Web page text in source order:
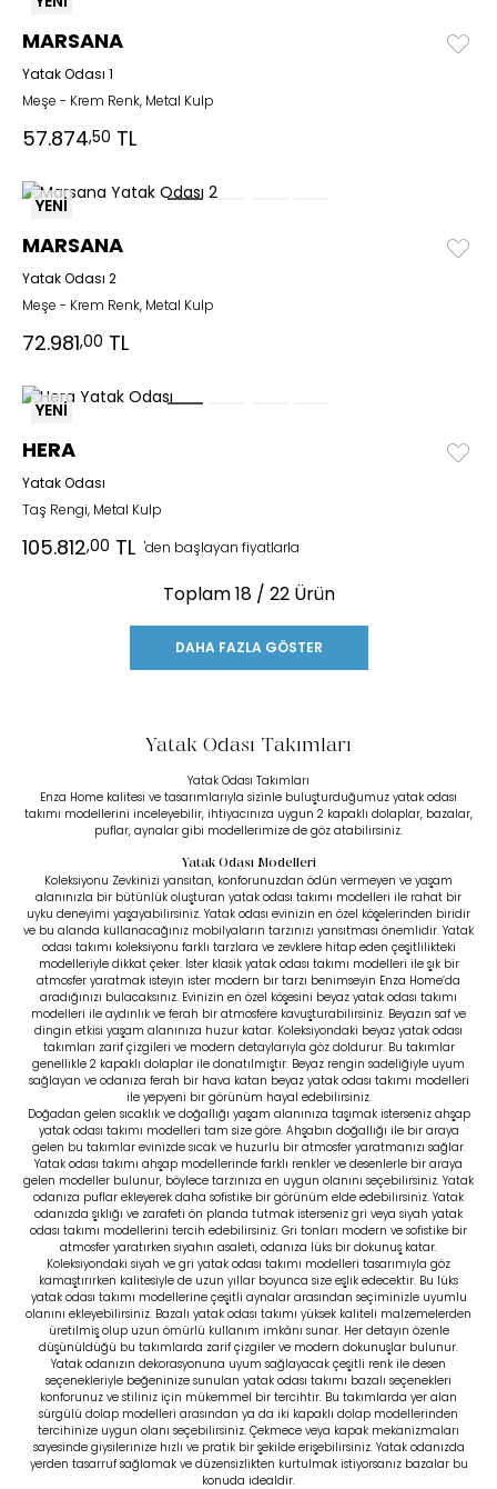
MARSANA
Yatak Odası 1
Meşe - Krem Renk, Metal Kulp
57.874,50 TL
YENİ
MARSANA
Yatak Odası 2
Meşe - Krem Renk, Metal Kulp
72.981,00 TL
YENİ
HERA
Yatak Odası
Taş Rengi, Metal Kulp
105.812,00 TL 'den başlayan fiyatlarla
Toplam18/ 22 Ürün
DAHA FAZLA GÖSTER
Yatak Odası Takımları
Yatak Odası Takımları
Enza Home kalitesi ve tasarımlarıyla sizinle buluşturduğumuz yatak odası
takımı modellerini inceleyebilir, ihtiyacınıza uygun 2 kapaklı dolaplar, bazalar,
puflar, aynalar gibi modellerimize de göz atabilirsiniz.
Yatak Odası Modelleri
Koleksiyonu Zevkinizi yansıtan, konforunuzdan ödün vermeyen ve yaşam
alanınızla bir bütünlük oluşturan yatak odası takımı modelleri ile rahat bir
uyku deneyimi yaşayabilirsiniz. Yatak odası evinizin en özel köşelerinden biridir
ve bu alanda kullanacağınız mobilyaların tarzınızı yansıtması önemlidir. Yatak
odası takımı koleksiyonu farklı tarzlara ve zevklere hitap eden çeşitlilikteki
modelleriyle dikkat çeker. İster klasik yatak odası takımı modelleri ile şık bir
atmosfer yaratmak isteyin ister modern bir tarzı benimseyin Enza Home’da
aradığınızı bulacaksınız. Evinizin en özel köşesini beyaz yatak odası takımı
modelleri ile aydınlık ve ferah bir atmosfere kavuşturabilirsiniz. Beyazın saf ve
dingin etkisi yaşam alanınıza huzur katar. Koleksiyondaki beyaz yatak odası
takımları zarif çizgileri ve modern detaylarıyla göz doldurur. Bu takımlar
genellikle 2 kapaklı dolaplar ile donatılmıştır. Beyaz rengin sadeliğiyle uyum
sağlayan ve odanıza ferah bir hava katan beyaz yatak odası takımı modelleri
ile yepyeni bir görünüm hayal edebilirsiniz.
Doğadan gelen sıcaklık ve doğallığı yaşam alanınıza taşımak isterseniz ahşap
yatak odası takımı modelleri tam size göre. Ahşabın doğallığı ile bir araya
gelen bu takımlar evinizde sıcak ve huzurlu bir atmosfer yaratmanızı sağlar.
Yatak odası takımı ahşap modellerinde farklı renkler ve desenlerle bir araya
gelen modeller bulunur, böylece tarzınıza en uygun olanını seçebilirsiniz. Yatak
odanıza puflar ekleyerek daha sofistike bir görünüm elde edebilirsiniz. Yatak
odanızda şıklığı ve zarafeti ön planda tutmak isterseniz gri veya siyah yatak
odası takımı modellerini tercih edebilirsiniz. Gri tonları modern ve sofistike bir
atmosfer yaratırken siyahın asaleti, odanıza lüks bir dokunuş katar.
Koleksiyondaki siyah ve gri yatak odası takımı modelleri tasarımıyla göz
kamaştırırken kalitesiyle de uzun yıllar boyunca size eşlik edecektir. Bu lüks
yatak odası takımı modellerine çeşitli aynalararasından seçiminizle uyumlu
olanını ekleyebilirsiniz. Bazalı yatak odası takımı yüksek kaliteli malzemelerden
üretilmiş olup uzun ömürlü kullanım imkânı sunar. Her detayın özenle
düşünüldüğü bu takımlarda zarif çizgiler ve modern dokunuşlar bulunur.
Yatak odanızın dekorasyonuna uyum sağlayacak çeşitli renk ile desen
seçenekleriyle beğeninize sunulan yatak odası takımı bazalı seçenekleri
konforunuz ve stiliniz için mükemmel bir tercihtir. Bu takımlarda yer alan
sürgülü dolap modelleri arasından ya da iki kapaklı dolap modellerinden
tercihinize uygun olanı seçebilirsiniz. Çekmece veya kapak mekanizmaları
sayesinde giysilerinize hızlı ve pratik bir şekilde erişebilirsiniz. Yatak odanızda
yerden tasarruf sağlamak ve düzensizlikten kurtulmak istiyorsanız bazalar bu
konuda idealdir.